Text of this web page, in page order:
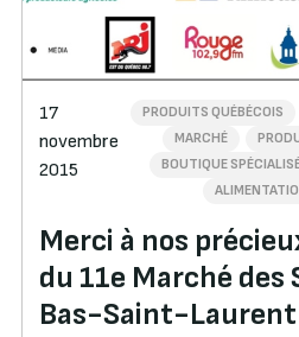
17
novembre
2015
BOUTIQUE
MARCHÉ
PRODUITS QUÉBÉCOIS
Merci à nos
du 11e Marché des
Bas-Saint-Laurent